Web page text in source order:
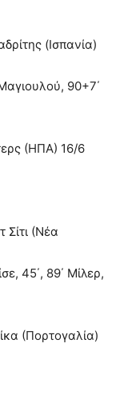
(Ισπανία)
90+7΄
(ΗΠΑ) 16/6
(Νέα
45΄, 89΄ Μίλερ,
(Πορτογαλία)